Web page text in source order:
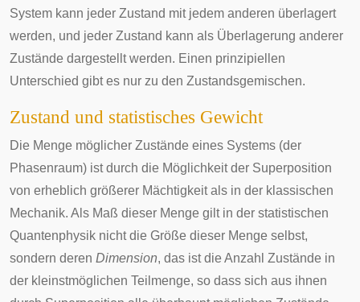
System kann jeder Zustand mit jedem anderen überlagert
werden, und jeder Zustand kann als Überlagerung anderer
Zustände dargestellt werden. Einen prinzipiellen
Unterschied gibt es nur zu den Zustandsgemischen.
Zustand und statistisches Gewicht
Die Menge möglicher Zustände eines Systems (der
Phasenraum) ist durch die Möglichkeit der Superposition
von erheblich größerer Mächtigkeit als in der klassischen
Mechanik. Als Maß dieser Menge gilt in der statistischen
Quantenphysik nicht die Größe dieser Menge selbst,
sondern deren Dimension, das ist die Anzahl Zustände in
der kleinstmöglichen Teilmenge, so dass sich aus ihnen